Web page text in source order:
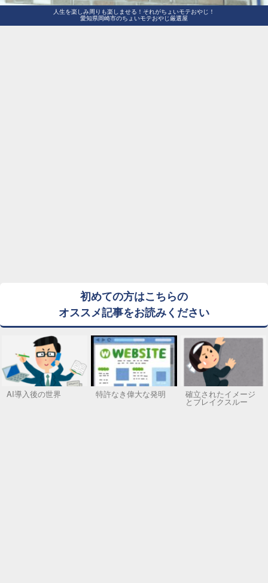
人生を楽しみ周りも楽しませる！それがちょいモテおやじ！
愛知県岡崎市のちょいモテおやじ厳選屋
初めての方はこちらの
オススメ記事をお読みください
AI導入後の世界 特許なき偉大な発明 確立されたイメージ
とブレイクスルー